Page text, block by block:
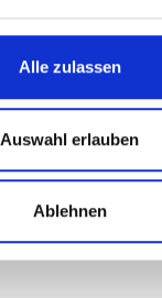
Alle zulassen
Auswahl erlauben
Ablehnen